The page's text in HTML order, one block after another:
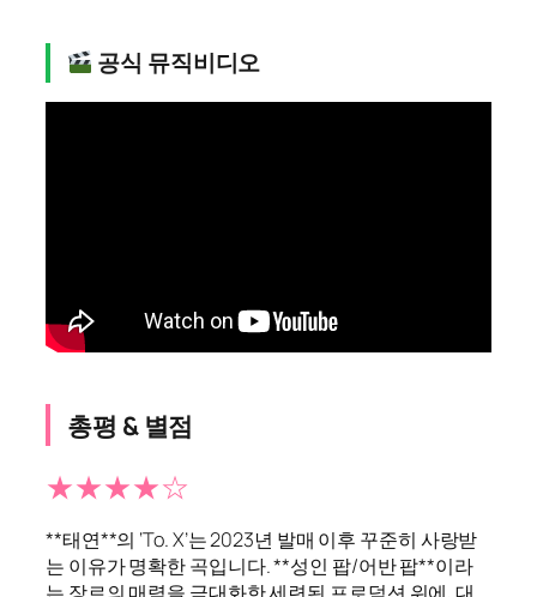
공식 뮤직비디오
총평 & 별점
★★★★☆
**태연**의 ‘To. X’는 2023년 발매 이후 꾸준히 사랑받
는 이유가 명확한 곡입니다. **성인 팝/어반 팝**이라